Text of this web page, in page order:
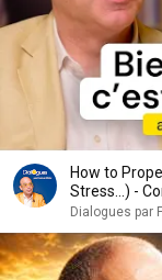
How to
Stress...) -
Dialogues par